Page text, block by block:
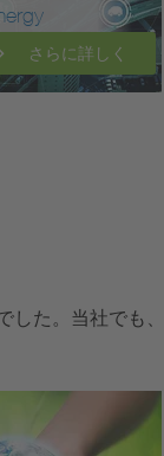
さらに詳しく
た。当社でも